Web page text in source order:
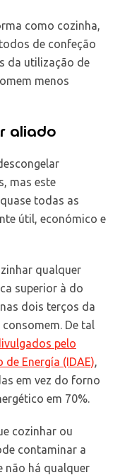
como cozinha,
de confeção
da utilização de
menos
aliado
mas este
todas as
útil, económico e
qualquer
superior à do
dois terços da
De tal
pelo
Energía (IDAE)
em vez do forno
em 70%.
cozinhar ou
contaminar a
não há qualquer